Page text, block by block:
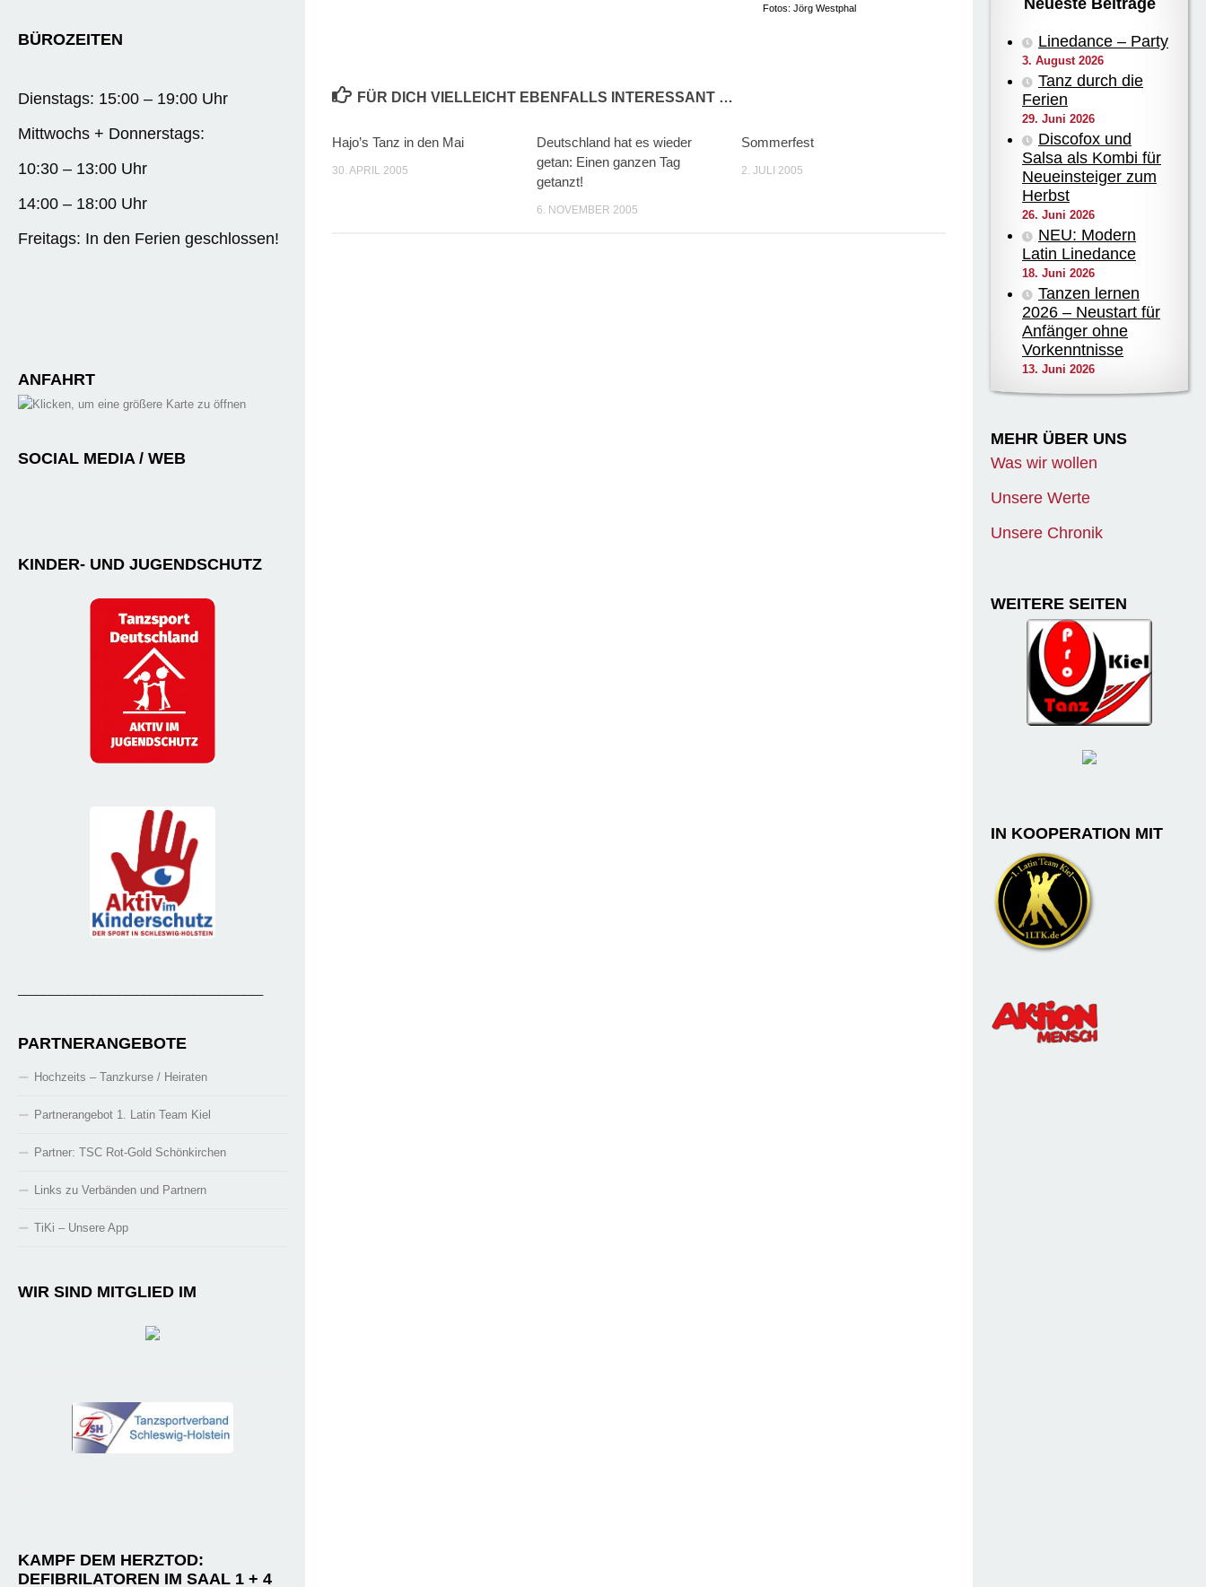
Fotos: Jörg Westphal
FÜR DICH VIELLEICHT EBENFALLS INTERESSANT …
Hajo’s Tanz in den Mai
30. APRIL 2005
Deutschland hat es wieder
getan: Einen ganzen Tag
getanzt!
6. NOVEMBER 2005
Sommerfest
2. JULI 2005
BÜROZEITEN
Dienstags: 15:00 – 19:00 Uhr
Mittwochs + Donnerstags:
10:30 – 13:00 Uhr
14:00 – 18:00 Uhr
Freitags: In den Ferien geschlossen!
ANFAHRT
SOCIAL MEDIA / WEB
KINDER- UND JUGENDSCHUTZ
PARTNERANGEBOTE
Hochzeits – Tanzkurse / Heiraten
Partnerangebot 1. Latin Team Kiel
Partner: TSC Rot-Gold Schönkirchen
Links zu Verbänden und Partnern
TiKi – Unsere App
WIR SIND MITGLIED IM
KAMPF DEM HERZTOD:
DEFIBRILATOREN IM SAAL 1 + 4
Linedance – Party
3. August 2026
Tanz durch die
Ferien
29. Juni 2026
Discofox und
Salsa als Kombi für
Neueinsteiger zum
Herbst
26. Juni 2026
NEU: Modern
Latin Linedance
18. Juni 2026
Tanzen lernen
2026 – Neustart für
Anfänger ohne
Vorkenntnisse
13. Juni 2026
MEHR ÜBER UNS
Was wir wollen
Unsere Werte
Unsere Chronik
WEITERE SEITEN
IN KOOPERATION MIT